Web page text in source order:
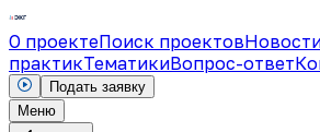
О проектеПоиск проектов
практикТематикиВопрос-ответ
Подать заявку
Меню